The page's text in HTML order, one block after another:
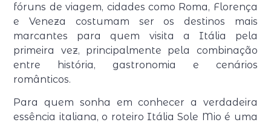
fóruns de viagem, cidades como Roma, Florença
e Veneza costumam ser os destinos mais
marcantes para quem visita a Itália pela
primeira vez, principalmente pela combinação
entre história, gastronomia e cenários
românticos.
Para quem sonha em conhecer a verdadeira
essência italiana, o roteiro Itália Sole Mio é uma